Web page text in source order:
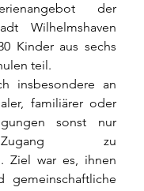
der
Wilhelmshaven
Kinder aus sechs
teil.
insbesondere an
familiärer oder
sonst nur
Zugang zu
Ziel war es, ihnen
gemeinschaftliche